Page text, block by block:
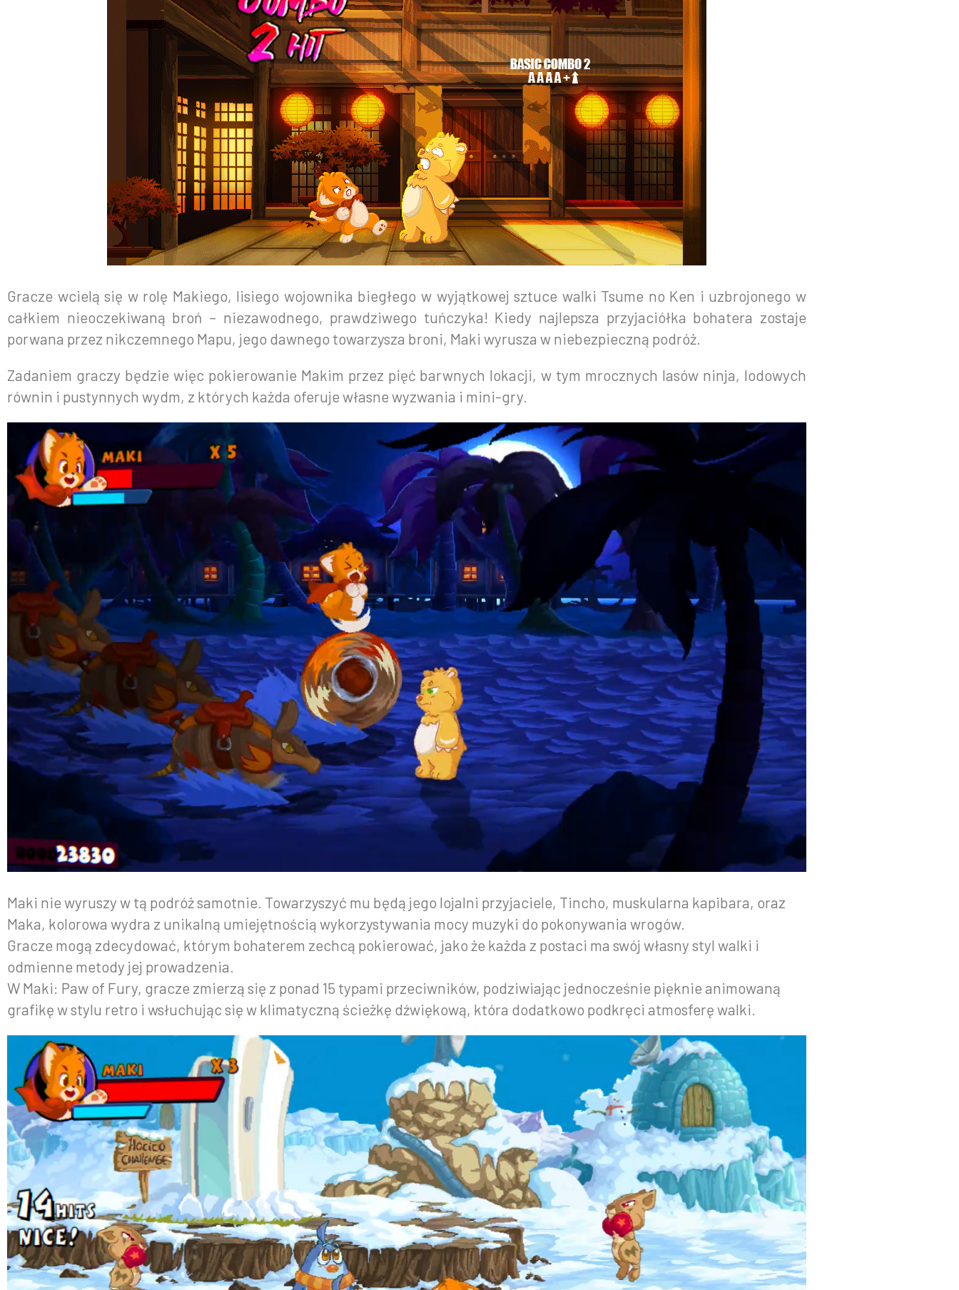
Gracze wcielą się w rolę Makiego, lisiego wojownika biegłego w wyjątkowej sztuce walki Tsume no Ken i uzbrojonego w
całkiem nieoczekiwaną broń – niezawodnego, prawdziwego tuńczyka! Kiedy najlepsza przyjaciółka bohatera zostaje
porwana przez nikczemnego Mapu, jego dawnego towarzysza broni, Maki wyrusza w niebezpieczną podróż.
Zadaniem graczy będzie więc pokierowanie Makim przez pięć barwnych lokacji, w tym mrocznych lasów ninja, lodowych
równin i pustynnych wydm, z których każda oferuje własne wyzwania i mini-gry.
Maki nie wyruszy w tą podróż samotnie. Towarzyszyć mu będą jego lojalni przyjaciele, Tincho, muskularna kapibara, oraz
Maka, kolorowa wydra z unikalną umiejętnością wykorzystywania mocy muzyki do pokonywania wrogów.
Gracze mogą zdecydować, którym bohaterem zechcą pokierować, jako że każda z postaci ma swój własny styl walki i
odmienne metody jej prowadzenia.
W Maki: Paw of Fury, gracze zmierzą się z ponad 15 typami przeciwników, podziwiając jednocześnie pięknie animowaną
grafikę w stylu retro i wsłuchując się w klimatyczną ścieżkę dźwiękową, która dodatkowo podkręci atmosferę walki.